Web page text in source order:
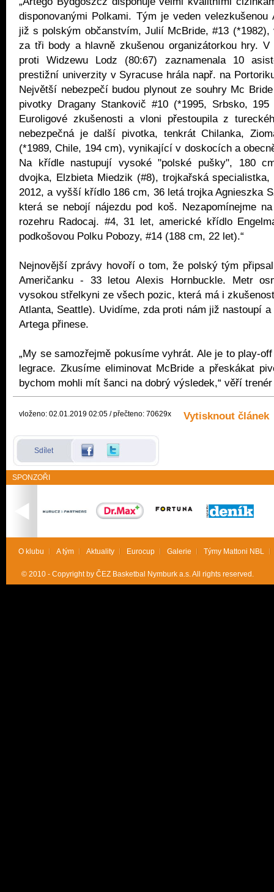
disponovanými Polkami. Tým je veden velezkušenou
již s polským občanstvím, Julií McBride, #13 (*1982),
za tři body a hlavně zkušenou organizátorkou hry. V
proti Widzewu Lodz (80:67) zaznamenala 10
prestižní univerzity v Syracuse hrála např. na
Největší nebezpečí budou plynout ze souhry Mc
pivotky Dragany Stankovič #10 (*1995, Srbsko,
Euroligové zkušenosti a vloni přestoupila z
nebezpečná je další pivotka, tenkrát Chilanka,
(*1989, Chile, 194 cm), vynikající v doskocích a
Na křídle nastupují vysoké "polské pušky", 180
dvojka, Elzbieta Miedzik (#8), trojkařská
2012, a vyšší křídlo 186 cm, 36 letá trojka Agnieszka
která se nebojí nájezdu pod koš. Nezapomínejme
rozehru Radocaj. #4, 31 let, americké křídlo
podkošovou Polku Pobozy, #14 (188 cm, 22 let).“
Nejnovější zprávy hovoří o tom, že polský tým
Američanku - 33 letou Alexis Hornbuckle. Metr
vysokou střelkyni ze všech pozic, která má i
Atlanta, Seattle). Uvidíme, zda proti nám již nastoupí
Artega přinese.
„My se samozřejmě pokusíme vyhrát. Ale je to play-
legrace. Zkusíme eliminovat McBride a přeskákat
bychom mohli mít šanci na dobrý výsledek,“ věří
vloženo: 02.01.2019 02:05 / přečteno: 70629x Vytisknout článek
Sdílet
SPONZOŘI
O klubu A tým Aktuality Eurocup Galerie Týmy Mattoni NBL
© 2010 - Copyright by ČEZ Basketbal Nymburk a.s. All rights reserved.